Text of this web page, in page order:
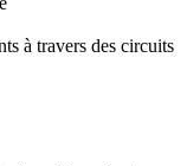
à travers des circuits